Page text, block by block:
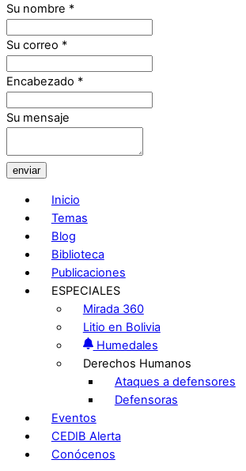
Su nombre *
Su correo *
Encabezado *
Su mensaje
enviar
Inicio
Temas
Blog
Biblioteca
Publicaciones
ESPECIALES
Mirada 360
Litio en Bolivia
Humedales
Derechos Humanos
Ataques a defensores
Defensoras
Eventos
CEDIB Alerta
Conócenos